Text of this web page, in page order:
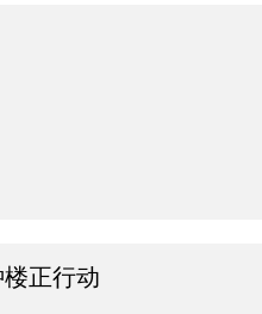
正行动